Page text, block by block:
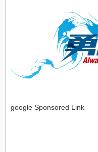
google Sponsored Link